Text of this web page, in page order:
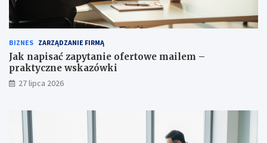
BIZNES ZARZĄDZANIE FIRMĄ
Jak napisać zapytanie ofertowe mailem –
praktyczne wskazówki
27 lipca 2026